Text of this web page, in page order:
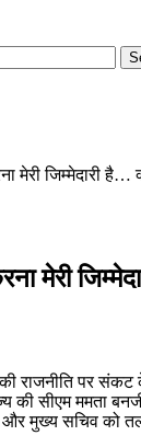
मेरी जिम्मेदारी
मेरी
राजनीति पर
की सीएम ममता
और मुख्‍य सचिव को